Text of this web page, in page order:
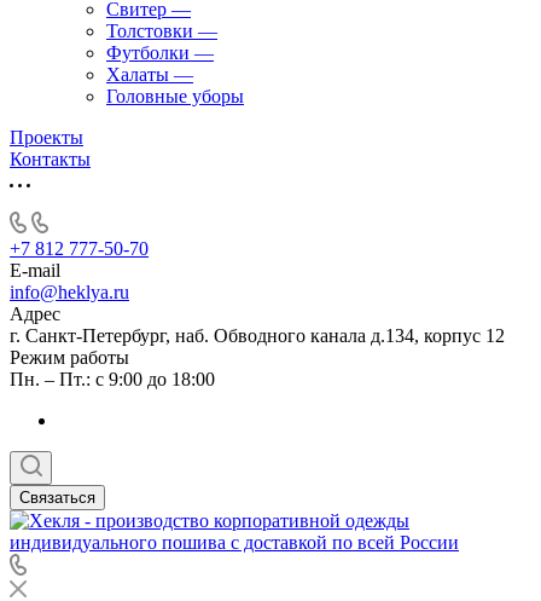
Свитер —
Толстовки —
Футболки —
Халаты —
Головные уборы
Проекты
Контакты
+7 812 777-50-70
E-mail
info@heklya.ru
Адрес
г. Санкт-Петербург, наб. Обводного канала д.134, корпус 12
Режим работы
Пн. – Пт.: с 9:00 до 18:00
Связаться